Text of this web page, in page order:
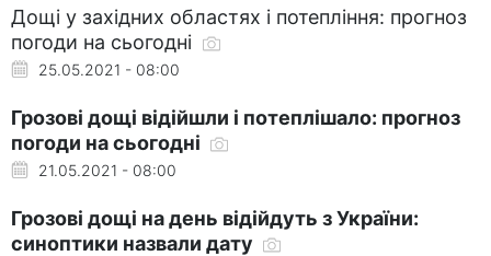
Дощі у західних областях і потепління: прогноз
погоди на сьогодні
25.05.2021 - 08:00
Грозові дощі відійшли і потеплішало: прогноз
погоди на сьогодні
21.05.2021 - 08:00
Грозові дощі на день відійдуть з України:
синоптики назвали дату